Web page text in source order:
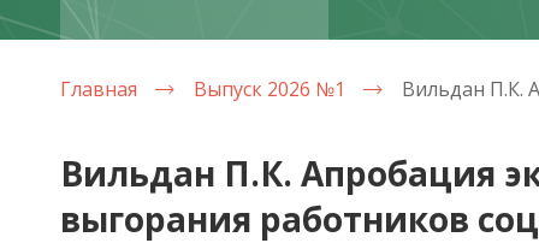
Главная Выпуск 2026 №1
Вильдан П.К. Апробация
выгорания работников